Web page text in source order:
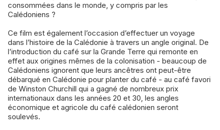
consommées dans le monde, y compris par les
Calédoniens ?
Ce film est également l’occasion d’effectuer un voyage
dans l’histoire de la Calédonie à travers un angle original. De
l’introduction du café sur la Grande Terre qui remonte en
effet aux origines mêmes de la colonisation - beaucoup de
Calédoniens ignorent que leurs ancêtres ont peut-être
débarqué en Calédonie pour planter du café - au café favori
de Winston Churchill qui a gagné de nombreux prix
internationaux dans les années 20 et 30, les angles
économique et agricole du café calédonien seront
soulevés.